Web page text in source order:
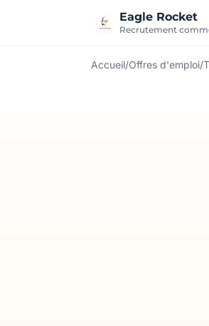
Eagle Rocket
Recrutement
Accueil/Offres d'emploi/